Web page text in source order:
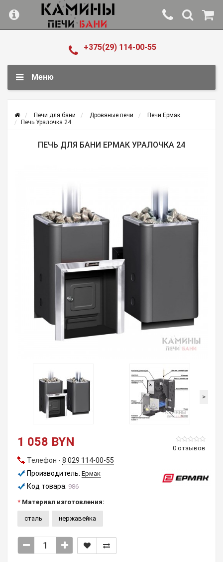
+375(29) 114-00-55
Меню
Печи для бани Дровяные печи
Печи Ермак
Печь Уралочка 24
ПЕЧЬ ДЛЯ БАНИ ЕРМАК УРАЛОЧКА 24
>
0 отзывов
1 058 BYN
Телефон - 8 029 114-00-55
Производитель: Ермак
Код товара: 986
Материал изготовления:
сталь нержавейка